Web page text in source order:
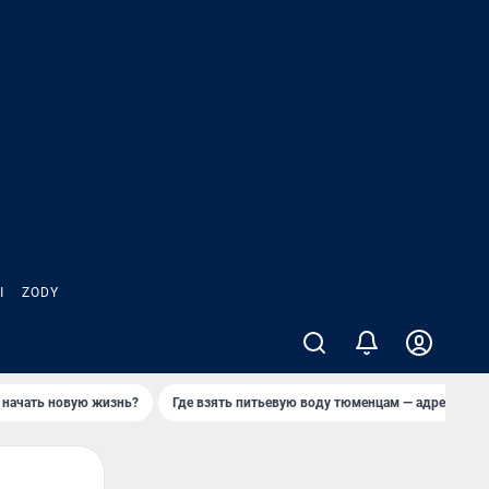
ZODY
начать новую жизнь? Где взять питьевую воду тюменцам — адреса